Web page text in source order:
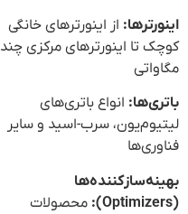
اینورترها: از اینورترهای خانگی
کوچک تا اینورترهای مرکزی چند
مگاواتی
باتری‌ها: انواع باتری‌های
لیتیوم‌یون، سرب-اسید و سایر
فناوری‌ها
بهینه‌سازکننده‌ها
(Optimizers):
محصولات